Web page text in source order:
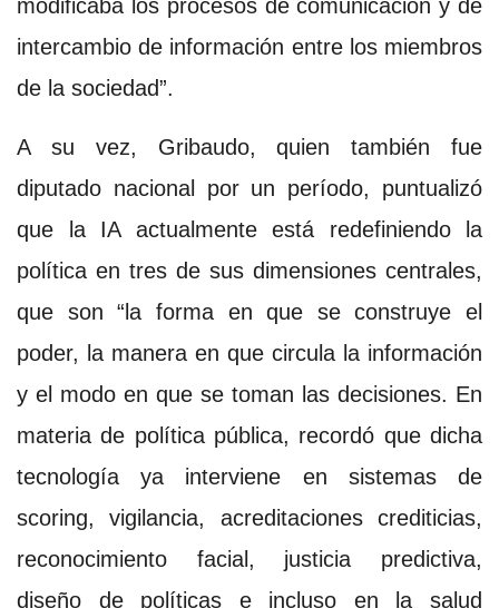
modificaba los procesos de comunicación y de
intercambio de información entre los miembros
de la sociedad”.
A su vez, Gribaudo, quien también fue
diputado nacional por un período, puntualizó
que la IA actualmente está redefiniendo la
política en tres de sus dimensiones centrales,
que son “la forma en que se construye el
poder, la manera en que circula la información
y el modo en que se toman las decisiones. En
materia de política pública, recordó que dicha
tecnología ya interviene en sistemas de
scoring, vigilancia, acreditaciones crediticias,
reconocimiento facial, justicia predictiva,
diseño de políticas e incluso en la salud